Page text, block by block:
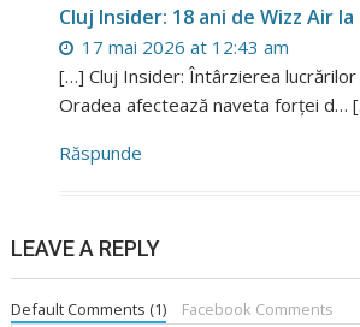
Cluj Insider: 18 ani de Wizz Air
17 mai 2026 at 12:43 am
[…] Cluj Insider: Întârzierea lucrărilor
Oradea afectează naveta forței d…
Răspunde
LEAVE A REPLY
Default Comments (1) Facebook Comments